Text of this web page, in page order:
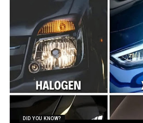
DID YOU KNOW?